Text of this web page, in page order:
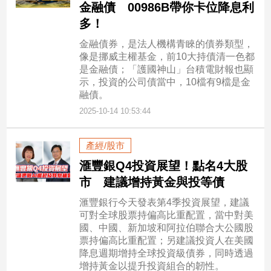
作
媒
體
金融債 00986B帶你卡位降息利
多！
金融債券，是法人機構青睞的債券類型，
像是挪威主權基金，前10大持債清一色都
是金融債；「護國神山」台積電財報也顯
示，投資的公司債當中，10檔有9檔是金
融債。
2025-10-14 10:53:44
產經/股市
滙豐銀Q4投資展望！點名4大股
市 建議增持黃金與投等債
滙豐銀行今天發表第4季投資展望，建議
可對全球股票持偏高比重配置，當中對美
國、中國、新加坡和阿拉伯聯合大公國股
票持偏高比重配置；另建議投資人在美國
降息週期增持全球投資級債券，同時透過
增持黃金以提升投資組合的韌性。